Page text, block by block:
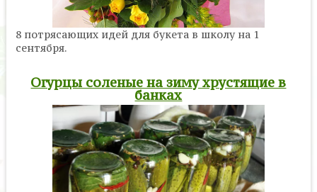
8 потрясающих идей для букета в школу на 1
сентября.
Огурцы соленые на зиму хрустящие в
банках